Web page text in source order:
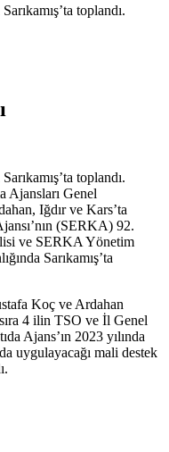
toplandı.
toplandı.
Ajansları Genel
Iğdır ve Kars’ta
(SERKA) 92.
ve SERKA Yönetim
Sarıkamış’ta
Koç ve Ardahan
4 ilin TSO ve İl Genel
Ajans’ın 2023 yılında
uygulayacağı mali destek